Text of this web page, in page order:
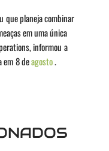
que planeja combinar
em uma única
informou a
em 8 deagosto.